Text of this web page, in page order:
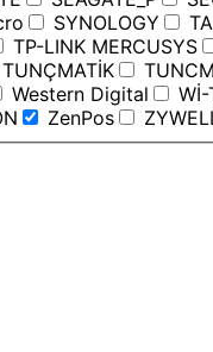
SYNOLOGY
TP-LINK MERCUSYS
TUNÇMATİK
Western Digital Wİ-
ZenPos